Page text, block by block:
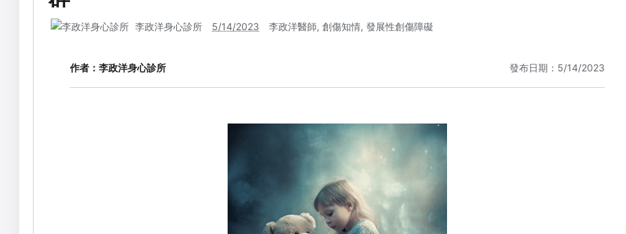
李政洋身心診所 5/14/2023 李政洋醫師, 創傷知情, 發展性創傷障礙
作者： 李政洋身心診所 發布日期：5/14/2023